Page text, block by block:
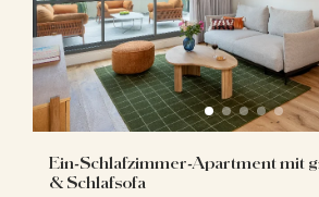
Ein-Schlafzimmer-Apartment mit
& Schlafsofa